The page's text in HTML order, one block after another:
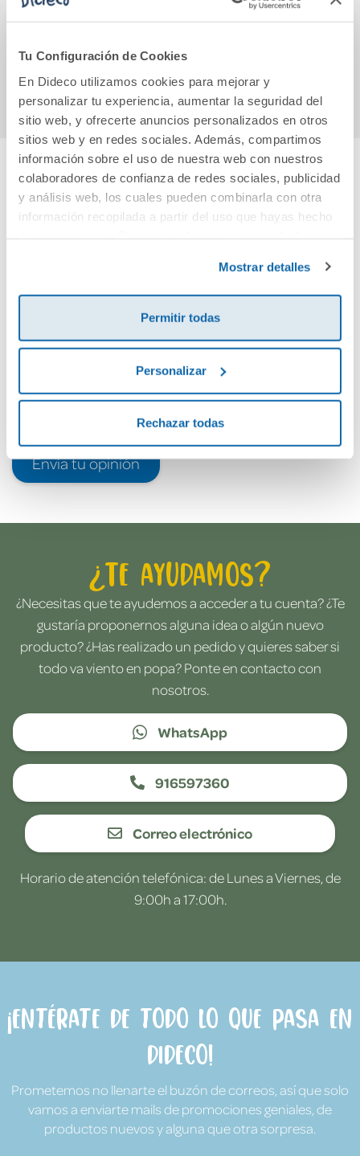
Tu Configuración de Cookies
En Dideco utilizamos cookies para mejorar y
personalizar tu experiencia, aumentar la seguridad del
sitio web, y ofrecerte anuncios personalizados en otros
sitios web y en redes sociales. Además, compartimos
información sobre el uso de nuestra web con nuestros
colaboradores de confianza de redes sociales, publicidad
y análisis web, los cuales pueden combinarla con otra
información recopilada a partir del uso que hayas hecho
Mostrar detalles
Permitir todas
Personalizar
Rechazar todas
Comprar
circo del fuego
Comprar
Cuéntanos tu opinión
Debes iniciar sesión para poder valorarlo
Envía tu opinión
¿Te ayudamos?
¿Necesitas que te ayudemos a acceder a tu cuenta? ¿Te
gustaría proponernos alguna idea o algún nuevo
producto? ¿Has realizado un pedido y quieres saber si
todo va viento en popa? Ponte en contacto con
nosotros.
WhatsApp
916597360
Correo electrónico
Horario de atención telefónica: de Lunes a Viernes, de
9:00h a 17:00h.
¡Entérate de todo lo que pasa en
Dideco!
Prometemos no llenarte el buzón de correos, así que solo
vamos a enviarte mails de promociones geniales, de
productos nuevos y alguna que otra sorpresa.